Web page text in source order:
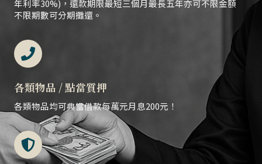
年利率30%)，還款期限最短三個月最長五年亦可不限金額
不限期數可分期攤還。
各類物品 / 點當質押
各類物品均可典當借款每萬元月息200元！